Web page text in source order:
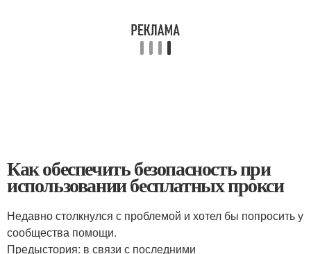
Как обеспечить безопасность при
использовании бесплатных прокси
Недавно столкнулся с проблемой и хотел бы попросить у
сообщества помощи.
Предыстория: в связи с последними